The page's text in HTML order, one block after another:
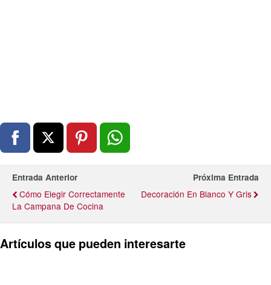
Entrada Anterior
Cómo Elegir Correctamente
La Campana De Cocina
Próxima Entrada
Decoración En Blanco Y Gris
Artículos que pueden interesarte